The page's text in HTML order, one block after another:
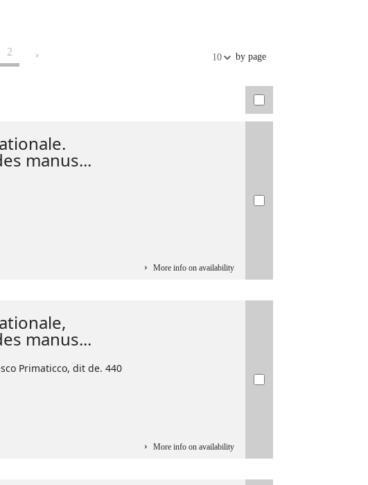
2 10 by page
manus...
More info on availability
manus...
Primaticco, dit de. 440
More info on availability